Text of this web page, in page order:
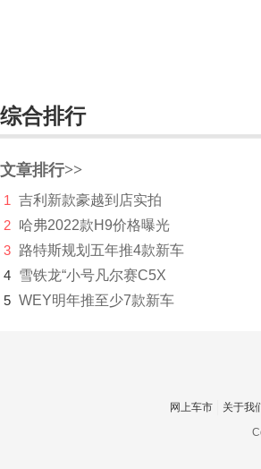
综合排行
文章排行>>
1
吉利新款豪越到店实拍
2 哈弗2022款H9价格曝光
3 路特斯规划五年推4款新车
4 雪铁龙“小号凡尔赛C5X
5 WEY明年推至少7款新车
网上车市 关于我